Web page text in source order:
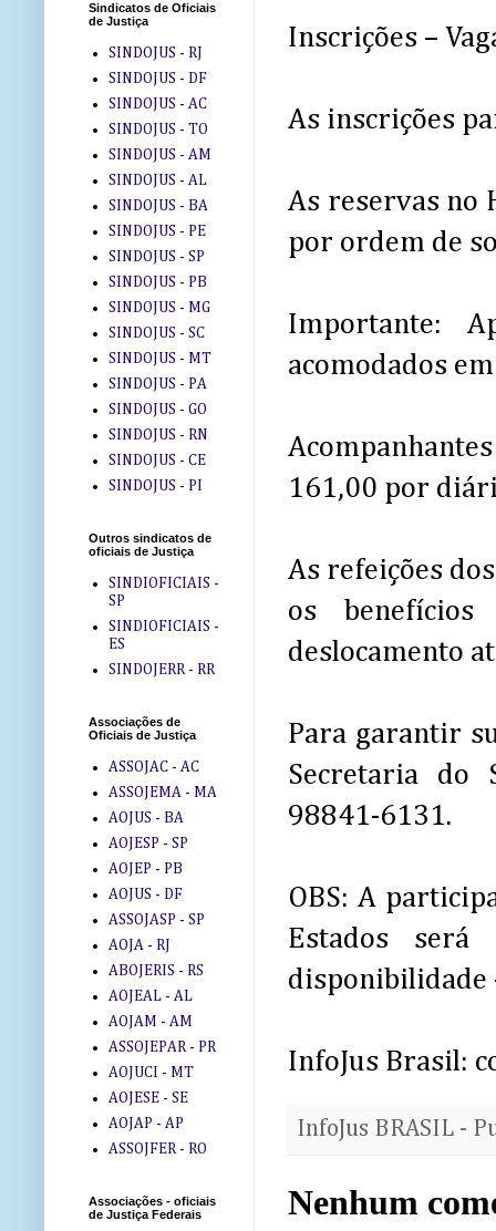
Inscrições –
As inscrições
As reservas no
por ordem de
Importante:
acomodados
161,00 por
As refeições
os
deslocamento
Para garantir
Secretaria do
98841-6131.
OBS: A
Estados
disponibilidade
InfoJus Brasil:
InfoJus BRASIL -
Nenhum
Sindicatos de Oficiais
de Justiça
SINDOJUS - RJ
SINDOJUS - DF
SINDOJUS - AC
SINDOJUS - TO
SINDOJUS - AM
SINDOJUS - AL
SINDOJUS - BA
SINDOJUS - PE
SINDOJUS - SP
SINDOJUS - PB
SINDOJUS - MG
SINDOJUS - SC
SINDOJUS - MT
SINDOJUS - PA
SINDOJUS - GO
SINDOJUS - RN
SINDOJUS - CE
SINDOJUS - PI
Outros sindicatos de
oficiais de Justiça
SINDIOFICIAIS -
SP
SINDIOFICIAIS -
ES
SINDOJERR - RR
Associações de
Oficiais de Justiça
ASSOJAC - AC
ASSOJEMA - MA
AOJUS - BA
AOJESP - SP
AOJEP - PB
AOJUS - DF
ASSOJASP - SP
AOJA - RJ
ABOJERIS - RS
AOJEAL - AL
AOJAM - AM
ASSOJEPAR - PR
AOJUCI - MT
AOJESE - SE
AOJAP - AP
ASSOJFER - RO
Associações - oficiais
de Justiça Federais